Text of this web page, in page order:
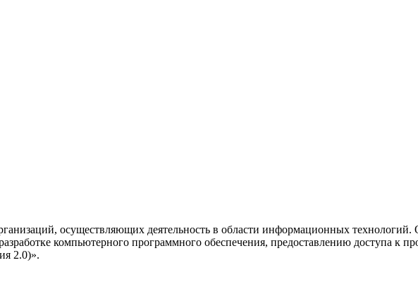
осуществляющих деятельность в области информационных технологий.
компьютерного программного обеспечения, предоставлению доступа к
2.0)».